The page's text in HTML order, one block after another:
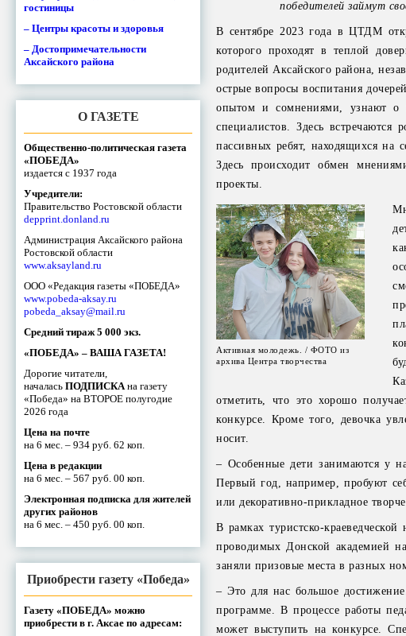
гостиницы
– Центры красоты и здоровья
– Достопримечательности
Аксайского района
О ГАЗЕТЕ
Общественно-политическая газета
«ПОБЕДА»
издается с 1937 года
Учредители:
Правительство Ростовской области
depprint.donland.ru
Администрация Аксайского района
Ростовской области
www.aksayland.ru
ООО «Редакция газеты «ПОБЕДА»
www.pobeda-aksay.ru
pobeda_aksay@mail.ru
Средний тираж 5 000 экз.
«ПОБЕДА» – ВАША ГАЗЕТА!
Дорогие читатели,
началась ПОДПИСКА на газету
«Победа» на ВТОРОЕ полугодие
2026 года
Цена на почте
на 6 мес. – 934 руб. 62 коп.
Цена в редакции
на 6 мес. – 567 руб. 00 коп.
Электронная подписка для жителей
других районов
на 6 мес. – 450 руб. 00 коп.
Приобрести газету «Победа»
Газету «ПОБЕДА» можно
приобрести в г. Аксае по адресам:
победителей займут
В сентябре 2023 года в ЦТДМ
которого проходят в теплой
родителей Аксайского района,
острые вопросы воспитания
опытом и сомнениями, узнают о
специалистов. Здесь
пассивных ребят, находящихся на
Здесь происходит обмен
проекты.
Активная молодежь. / ФОТО из
архива Центра творчества
отметить, что это хорошо
конкурсе. Кроме того, девочка
носит.
– Особенные дети занимаются у
Первый год, например, пробуют
или декоративно-прикладное
В рамках туристско-
проводимых Донской академией
заняли призовые места в разных
– Это для нас большое
программе. В процессе работы
может выступить на конкурсе.